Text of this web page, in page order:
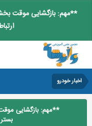
**مهم: بازگشایی موقت
اخبار خودرو
**مهم: بازگشایی
بستر